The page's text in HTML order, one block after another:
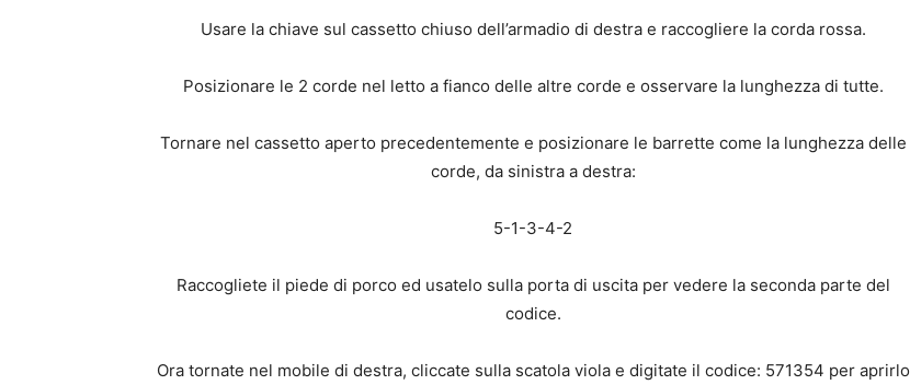
Usare la chiave sul cassetto chiuso dell’armadio di destra e raccogliere la corda rossa.
Posizionare le 2 corde nel letto a fianco delle altre corde e osservare la lunghezza di tutte.
Tornare nel cassetto aperto precedentemente e posizionare le barrette come la lunghezza delle
corde, da sinistra a destra:
5-1-3-4-2
Raccogliete il piede di porco ed usatelo sulla porta di uscita per vedere la seconda parte del
codice.
Ora tornate nel mobile di destra, cliccate sulla scatola viola e digitate il codice: 571354 per aprirlo